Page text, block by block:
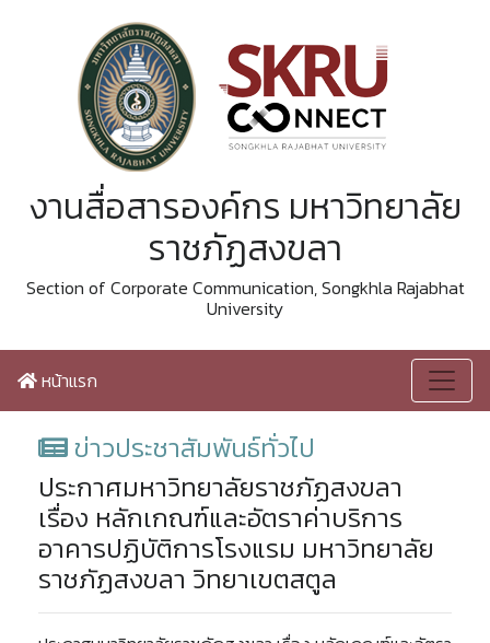
งานสื่อสารองค์กร มหาวิทยาลัย
ราชภัฏสงขลา
Section of Corporate Communication, Songkhla Rajabhat
University
หน้าแรก
ข่าวประชาสัมพันธ์ทั่วไป
ประกาศมหาวิทยาลัยราชภัฏสงขลา
เรื่อง หลักเกณฑ์และอัตราค่าบริการ
อาคารปฏิบัติการโรงแรม มหาวิทยาลัย
ราชภัฏสงขลา วิทยาเขตสตูล